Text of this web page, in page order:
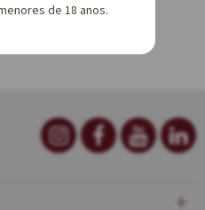
de 18 anos.